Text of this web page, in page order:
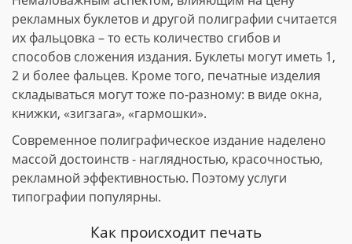
рекламных буклетов и другой полиграфии считается
их фальцовка – то есть количество сгибов и
способов сложения издания. Буклеты могут иметь 1,
2 и более фальцев. Кроме того, печатные изделия
складываться могут тоже по-разному: в виде окна,
книжки, «зигзага», «гармошки».
Современное полиграфическое издание наделено
массой достоинств - наглядностью, красочностью,
рекламной эффективностью. Поэтому услуги
типографии популярны.
Как происходит печать